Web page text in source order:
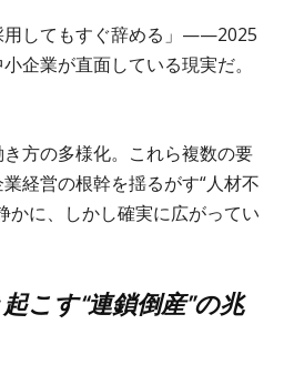
用してもすぐ辞める」——2025
企業が直面している現実だ。
方の多様化。これら複数の要
経営の根幹を揺るがす“人材不
かに、しかし確実に広がってい
こす“連鎖倒産”の兆